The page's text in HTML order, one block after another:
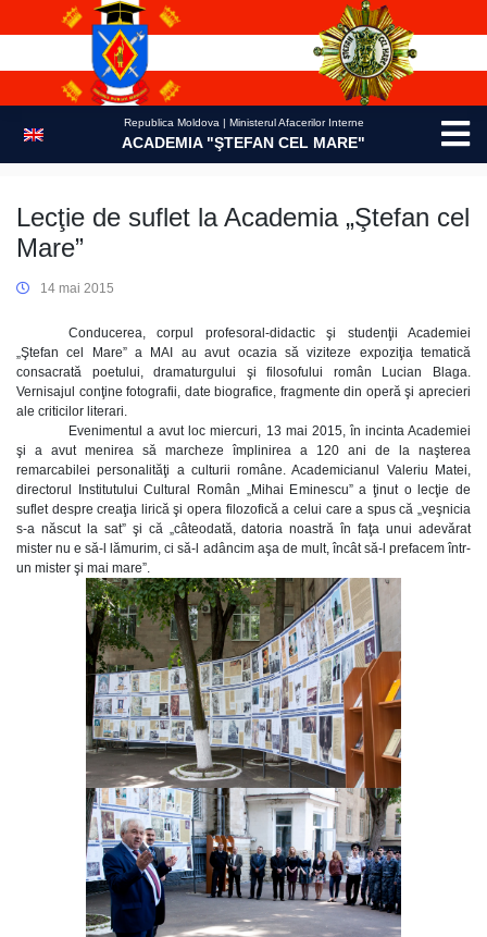
Republica Moldova | Ministerul Afacerilor Interne
ACADEMIA "ŞTEFAN CEL MARE"
Lecţie de suflet la Academia „Ştefan cel
Mare”
14 mai 2015
Conducerea, corpul profesoral-didactic şi studenţii Academiei
„Ştefan cel Mare” a MAI au avut ocazia să viziteze expoziţia tematică
consacrată poetului, dramaturgului şi filosofului român Lucian Blaga.
Vernisajul conţine fotografii, date biografice, fragmente din operă şi aprecieri
ale criticilor literari.
Evenimentul a avut loc miercuri, 13 mai 2015, în incinta Academiei
şi a avut menirea să marcheze împlinirea a 120 ani de la naşterea
remarcabilei personalităţi a culturii române. Academicianul Valeriu Matei,
directorul Institutului Cultural Român „Mihai Eminescu” a ţinut o lecţie de
suflet despre creaţia lirică şi opera filozofică a celui care a spus că „veşnicia
s-a născut la sat” şi că „câteodată, datoria noastră în faţa unui adevărat
mister nu e să-l lămurim, ci să-l adâncim aşa de mult, încât să-l prefacem într-
un mister şi mai mare”.